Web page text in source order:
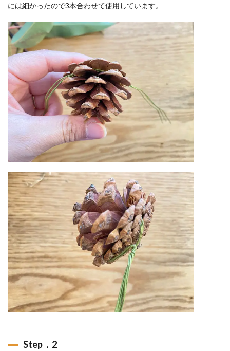
には細かったので3本合わせて使用しています。
Step．2